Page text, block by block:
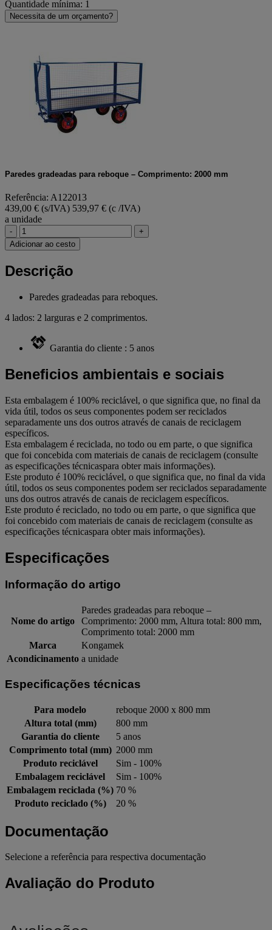
Quantidade mínima: 1
Necessita de um orçamento?
Paredes gradeadas para reboque – Comprimento: 2000 mm
Referência: A122013
439,00 € (s/IVA) 539,97 € (c /IVA)
a unidade
-
+
Adicionar ao cesto
Descrição
Paredes gradeadas para reboques.
4 lados: 2 larguras e 2 comprimentos.
Garantia do cliente : 5 anos
Beneficios ambientais e sociais
Esta embalagem é 100% reciclável, o que significa que, no final da
vida útil, todos os seus componentes podem ser reciclados
separadamente uns dos outros através de canais de reciclagem
específicos.
Esta embalagem é reciclada, no todo ou em parte, o que significa
que foi concebida com materiais de canais de reciclagem (consulte
as especificações técnicaspara obter mais informações).
Este produto é 100% reciclável, o que significa que, no final da vida
útil, todos os seus componentes podem ser reciclados separadamente
uns dos outros através de canais de reciclagem específicos.
Este produto é reciclado, no todo ou em parte, o que significa que
foi concebido com materiais de canais de reciclagem (consulte as
especificações técnicaspara obter mais informações).
Especificações
Informação do artigo
Nome do artigo
Paredes gradeadas para reboque –
Comprimento: 2000 mm, Altura total: 800 mm,
Comprimento total: 2000 mm
Marca
Kongamek
Acondicinamento a unidade
Especificações técnicas
Para modelo
reboque 2000 x 800 mm
Altura total (mm)
800 mm
Garantia do cliente
5 anos
Comprimento total (mm) 2000 mm
Produto reciclável
Sim - 100%
Embalagem reciclável
Sim - 100%
Embalagem reciclada (%) 70 %
Produto reciclado (%)
20 %
Documentação
Selecione a referência para respectiva documentação
Avaliação do Produto